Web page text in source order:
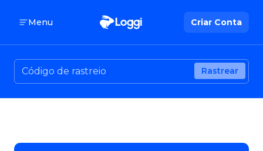
Menu Criar Conta
Rastrear